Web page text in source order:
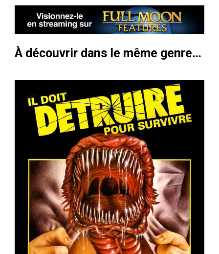
À découvrir dans le même genre…